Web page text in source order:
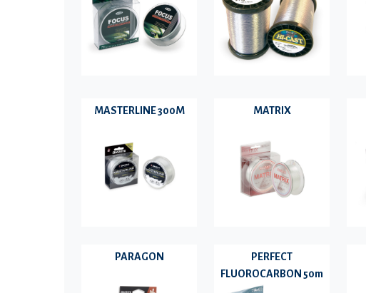
MASTERLINE 300M MATRIX
PARAGON
PERFECT
FLUOROCARBON 50m